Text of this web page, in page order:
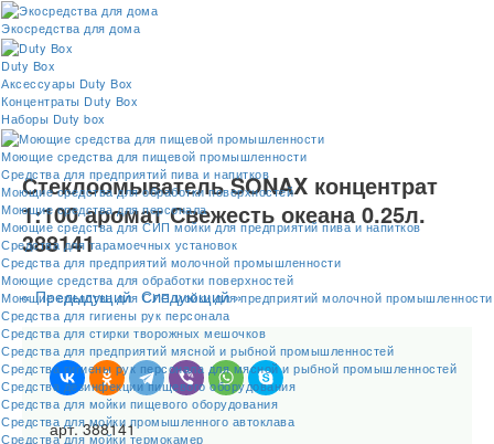
Экосредства для дома
Duty Box
Аксессуары Duty Box
Концентраты Duty Box
Наборы Duty box
Моющие средства для пищевой промышленности
Cредства для предприятий пива и напитков
Моющие средства для обработки поверхностей
Моющие средства для персонала
Моющие средства для СИП мойки для предприятий пива и напитков
Средства для тарамоечных установок
Средства для предприятий молочной промышленности
Моющие средства для обработки поверхностей
Моющие средства для СИП мойки для предприятий молочной промышленности
Средства для гигиены рук персонала
Средства для стирки творожных мешочков
Средства для предприятий мясной и рыбной промышленностей
Средства гигиены рук персонала для мясной и рыбной промышленностей
Средства дезинфекции пищевого оборудования
Средства для мойки пищевого оборудования
Средства для мойки промышленного автоклава
Средства для мойки термокамер
Стеклоомыватель SONAX концентрат
1:100 аромат Свежесть океана 0.25л.
388141
« Предыдущий Следующий »
арт. 388141